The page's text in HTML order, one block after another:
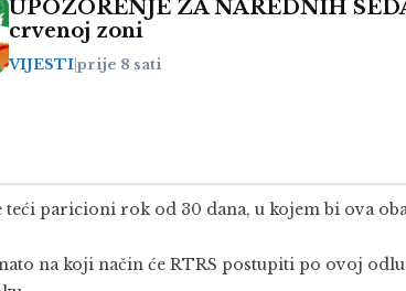
UPOZORENJE ZA NAREDNIH
crvenoj zoni
VIJESTIprije 8 sati
teći paricioni rok od 30 dana, u kojem bi ova
na koji način će RTRS postupiti po ovoj